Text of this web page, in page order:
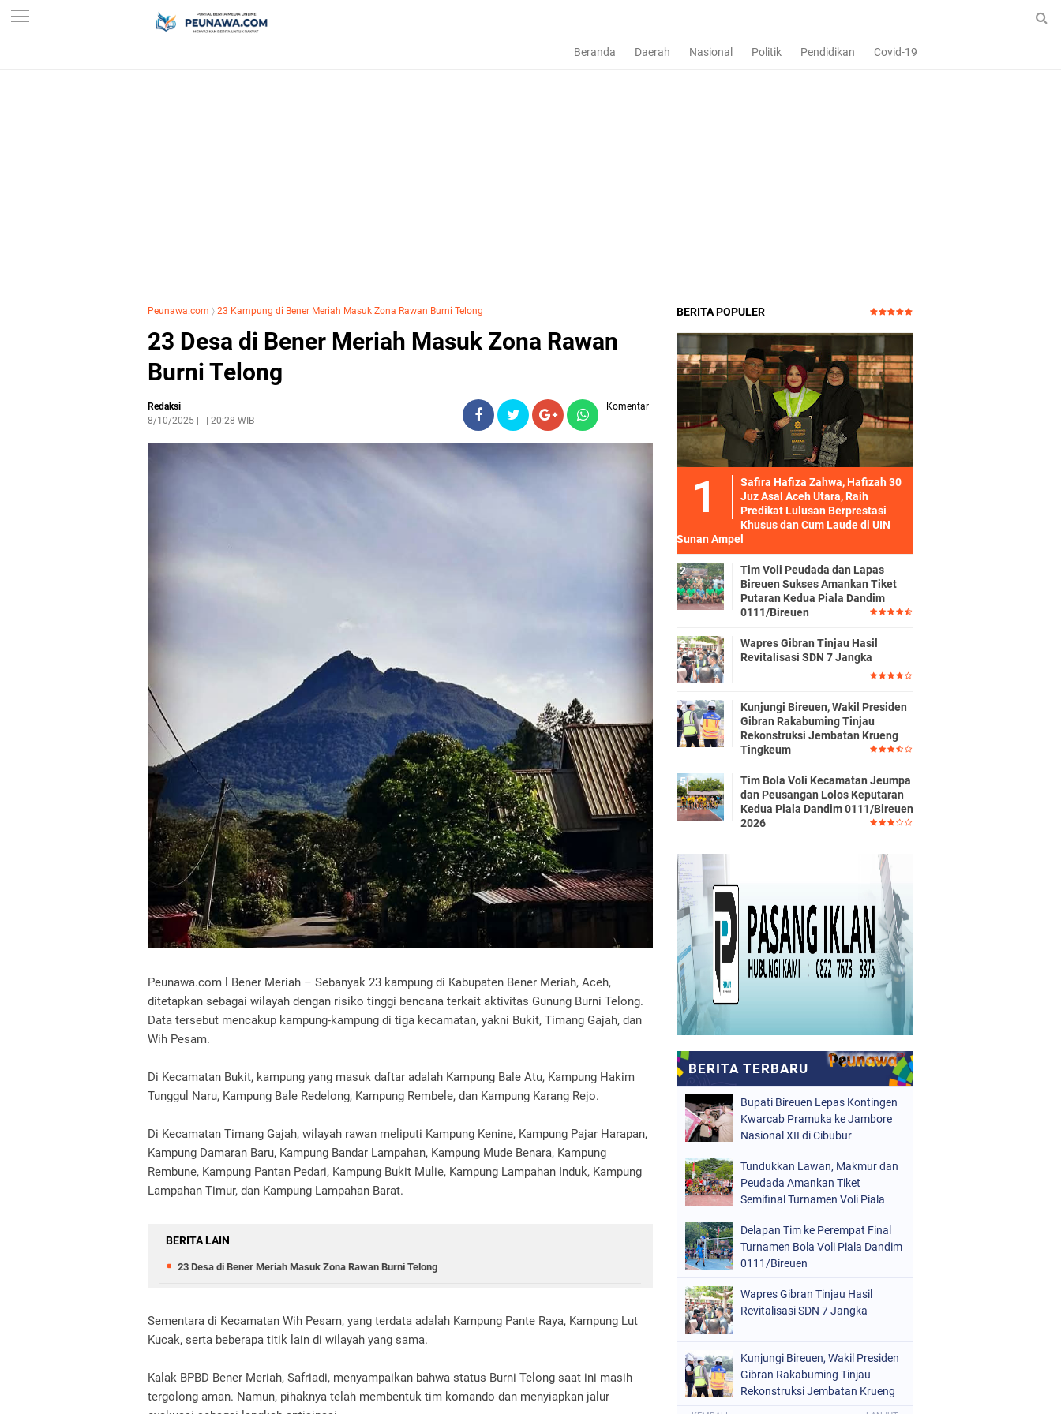
Beranda Daerah Nasional Politik Pendidikan Covid-19
Peunawa.com 〉 23 Kampung di Bener Meriah Masuk Zona Rawan Burni Telong
23 Desa di Bener Meriah Masuk Zona Rawan
Burni Telong
Redaksi
8/10/2025
20:28 WIB
Komentar
Peunawa.com l Bener Meriah – Sebanyak 23 kampung di Kabupaten Bener Meriah, Aceh,
ditetapkan sebagai wilayah dengan risiko tinggi bencana terkait aktivitas Gunung Burni Telong.
Data tersebut mencakup kampung-kampung di tiga kecamatan, yakni Bukit, Timang Gajah, dan
Wih Pesam.
Di Kecamatan Bukit, kampung yang masuk daftar adalah Kampung Bale Atu, Kampung Hakim
Tunggul Naru, Kampung Bale Redelong, Kampung Rembele, dan Kampung Karang Rejo.
Di Kecamatan Timang Gajah, wilayah rawan meliputi Kampung Kenine, Kampung Pajar Harapan,
Kampung Damaran Baru, Kampung Bandar Lampahan, Kampung Mude Benara, Kampung
Rembune, Kampung Pantan Pedari, Kampung Bukit Mulie, Kampung Lampahan Induk, Kampung
Lampahan Timur, dan Kampung Lampahan Barat.
BERITA LAIN
23 Desa di Bener Meriah Masuk Zona Rawan Burni Telong
Sementara di Kecamatan Wih Pesam, yang terdata adalah Kampung Pante Raya, Kampung Lut
Kucak, serta beberapa titik lain di wilayah yang sama.
Kalak BPBD Bener Meriah, Safriadi, menyampaikan bahwa status Burni Telong saat ini masih
tergolong aman. Namun, pihaknya telah membentuk tim komando dan menyiapkan jalur
BERITA POPULER
Safira Hafiza Zahwa, Hafizah 30
Juz Asal Aceh Utara, Raih
Predikat Lulusan Berprestasi
Khusus dan Cum Laude di UIN
Sunan Ampel
Tim Voli Peudada dan Lapas
Bireuen Sukses Amankan Tiket
Putaran Kedua Piala Dandim
0111/Bireuen
Wapres Gibran Tinjau Hasil
Revitalisasi SDN 7 Jangka
Kunjungi Bireuen, Wakil Presiden
Gibran Rakabuming Tinjau
Rekonstruksi Jembatan Krueng
Tingkeum
Tim Bola Voli Kecamatan Jeumpa
dan Peusangan Lolos Keputaran
Kedua Piala Dandim 0111/Bireuen
2026
Bupati Bireuen Lepas Kontingen
Kwarcab Pramuka ke Jambore
Nasional XII di Cibubur
Tundukkan Lawan, Makmur dan
Peudada Amankan Tiket
Semifinal Turnamen Voli Piala
Delapan Tim ke Perempat Final
Turnamen Bola Voli Piala Dandim
0111/Bireuen
Wapres Gibran Tinjau Hasil
Revitalisasi SDN 7 Jangka
Kunjungi Bireuen, Wakil Presiden
Gibran Rakabuming Tinjau
Rekonstruksi Jembatan Krueng